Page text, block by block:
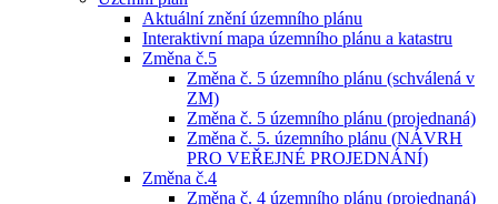
Aktuální znění územního plánu
Interaktivní mapa územního plánu a katastru
Změna č.5
Změna č. 5 územního plánu (schválená v
ZM)
Změna č. 5 územního plánu (projednaná)
Změna č. 5. územního plánu (NÁVRH
PRO VEŘEJNÉ PROJEDNÁNÍ)
Změna č.4
Změna č. 4 územního plánu (projednaná)